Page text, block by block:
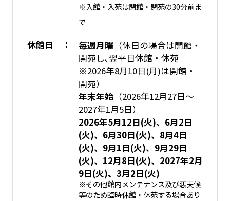
※入館・入苑は閉館・閉苑の30分前ま
で
休館日 ： 毎週月曜（休日の場合は開館・
開苑し､翌平日休館・休苑
※2026年8月10日(月)は開館・
開苑）
年末年始（2026年12月27日～
2027年1月5日）
2026年5月12日(火)、6月2日
(火)、6月30日(火)、8月4日
(火)、9月1日(火)、9月29日
(火)、12月8日(火)、2027年2月
9日(火)、3月2日(火)
※その他館内メンテナンス及び悪天候
等のため臨時休館・休苑する場合あり